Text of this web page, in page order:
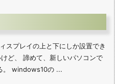
スプレイの上と下にしか設置でき
ど、 諦めて、新しいパソコンで
。 windows10の ...